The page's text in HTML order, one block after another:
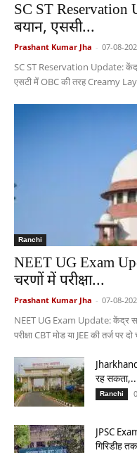
SC ST Reservation
बयान, एससी...
Prashant Kumar Jha - 07-08-
SC ST Reservation Update:
एसटी में OBC की तरह Creamy
Ranchi
NEET UG Exam
चरणों में परीक्षा...
Prashant Kumar Jha - 07-08-
NEET UG Exam Update: केंद्र
परीक्षा CBT मोड या JEE की तर्ज पर
रह
Ranchi
JPSC
गिरिडीह